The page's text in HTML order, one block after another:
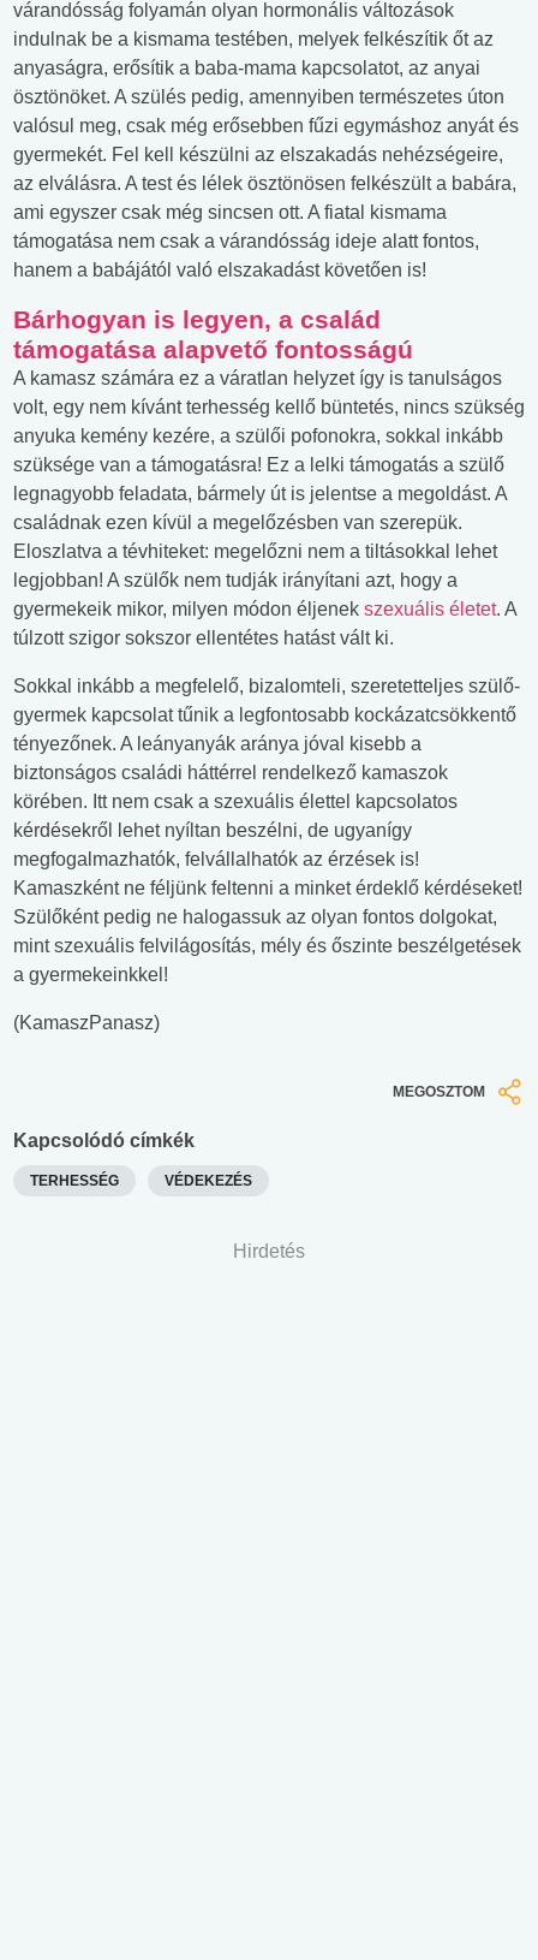
várandósság folyamán olyan hormonális változások
indulnak be a kismama testében, melyek felkészítik őt az
anyaságra, erősítik a baba-mama kapcsolatot, az anyai
ösztönöket. A szülés pedig, amennyiben természetes úton
valósul meg, csak még erősebben fűzi egymáshoz anyát és
gyermekét. Fel kell készülni az elszakadás nehézségeire,
az elválásra. A test és lélek ösztönösen felkészült a babára,
ami egyszer csak még sincsen ott. A fiatal kismama
támogatása nem csak a várandósság ideje alatt fontos,
hanem a babájától való elszakadást követően is!
Bárhogyan is legyen, a család
támogatása alapvető fontosságú
A kamasz számára ez a váratlan helyzet így is tanulságos
volt, egy nem kívánt terhesség kellő büntetés, nincs szükség
anyuka kemény kezére, a szülői pofonokra, sokkal inkább
szüksége van a támogatásra! Ez a lelki támogatás a szülő
legnagyobb feladata, bármely út is jelentse a megoldást. A
családnak ezen kívül a megelőzésben van szerepük.
Eloszlatva a tévhiteket: megelőzni nem a tiltásokkal lehet
legjobban! A szülők nem tudják irányítani azt, hogy a
gyermekeik mikor, milyen módon éljenek szexuális életet. A
túlzott szigor sokszor ellentétes hatást vált ki.
Sokkal inkább a megfelelő, bizalomteli, szeretetteljes szülő-
gyermek kapcsolat tűnik a legfontosabb kockázatcsökkentő
tényezőnek. A leányanyák aránya jóval kisebb a
biztonságos családi háttérrel rendelkező kamaszok
körében. Itt nem csak a szexuális élettel kapcsolatos
kérdésekről lehet nyíltan beszélni, de ugyanígy
megfogalmazhatók, felvállalhatók az érzések is!
Kamaszként ne féljünk feltenni a minket érdeklő kérdéseket!
Szülőként pedig ne halogassuk az olyan fontos dolgokat,
mint szexuális felvilágosítás, mély és őszinte beszélgetések
a gyermekeinkkel!
(KamaszPanasz)
MEGOSZTOM
Kapcsolódó címkék
TERHESSÉG VÉDEKEZÉS
Hirdetés